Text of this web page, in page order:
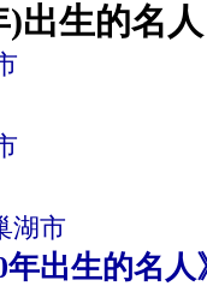
生的名
湖市
年出生的名人